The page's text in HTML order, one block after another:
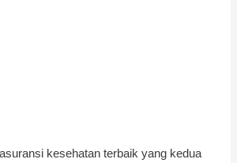
kesehatan terbaik yang kedua